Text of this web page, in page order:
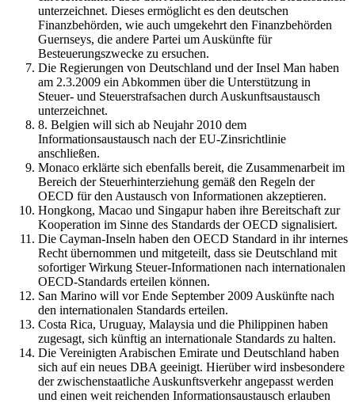
unterzeichnet. Dieses ermöglicht es den deutschen
Finanzbehörden, wie auch umgekehrt den Finanzbehörden
Guernseys, die andere Partei um Auskünfte für
Besteuerungszwecke zu ersuchen.
Die Regierungen von Deutschland und der Insel Man haben
am 2.3.2009 ein Abkommen über die Unterstützung in
Steuer- und Steuerstrafsachen durch Auskunftsaustausch
unterzeichnet.
8. Belgien will sich ab Neujahr 2010 dem
Informationsaustausch nach der EU-Zinsrichtlinie
anschließen.
Monaco erklärte sich ebenfalls bereit, die Zusammenarbeit im
Bereich der Steuerhinterziehung gemäß den Regeln der
OECD für den Austausch von Informationen akzeptieren.
Hongkong, Macao und Singapur haben ihre Bereitschaft zur
Kooperation im Sinne des Standards der OECD signalisiert.
Die Cayman-Inseln haben den OECD Standard in ihr internes
Recht übernommen und mitgeteilt, dass sie Deutschland mit
sofortiger Wirkung Steuer-Informationen nach internationalen
OECD-Standards erteilen können.
San Marino will vor Ende September 2009 Auskünfte nach
den internationalen Standards erteilen.
Costa Rica, Uruguay, Malaysia und die Philippinen haben
zugesagt, sich künftig an internationale Standards zu halten.
Die Vereinigten Arabischen Emirate und Deutschland haben
sich auf ein neues DBA geeinigt. Hierüber wird insbesondere
der zwischenstaatliche Auskunftsverkehr angepasst werden
und einen weit reichenden Informationsaustausch erlauben